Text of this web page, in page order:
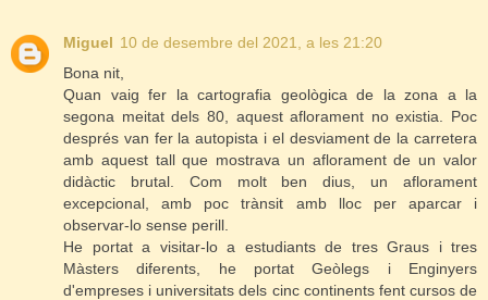
Miguel 10 de desembre del 2021, a les 21:20
Bona nit,
Quan vaig fer la cartografia geològica de la zona a la
segona meitat dels 80, aquest aflorament no existia. Poc
després van fer la autopista i el desviament de la carretera
amb aquest tall que mostrava un aflorament de un valor
didàctic brutal. Com molt ben dius, un aflorament
excepcional, amb poc trànsit amb lloc per aparcar i
observar-lo sense perill.
He portat a visitar-lo a estudiants de tres Graus i tres
Màsters diferents, he portat Geòlegs i Enginyers
d'empreses i universitats dels cinc continents fent cursos de